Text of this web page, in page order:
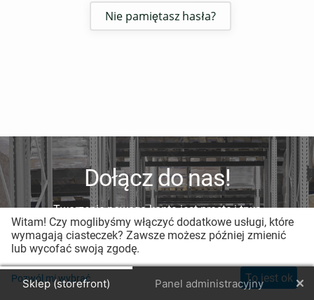
Sklep (storefront) Panel administracyjny
Nie pamiętasz hasła?
Dołącz do nas!
Tworzenie nowego konta jest proste i trwa
mniej niż minutę.
Zarejestruj nowe konto
Witam! Czy moglibyśmy włączyć dodatkowe usługi, które
wymagają ciasteczek? Zawsze możesz później zmienić
lub wycofać swoją zgodę.
Pozwól mi wybrać To jest ok